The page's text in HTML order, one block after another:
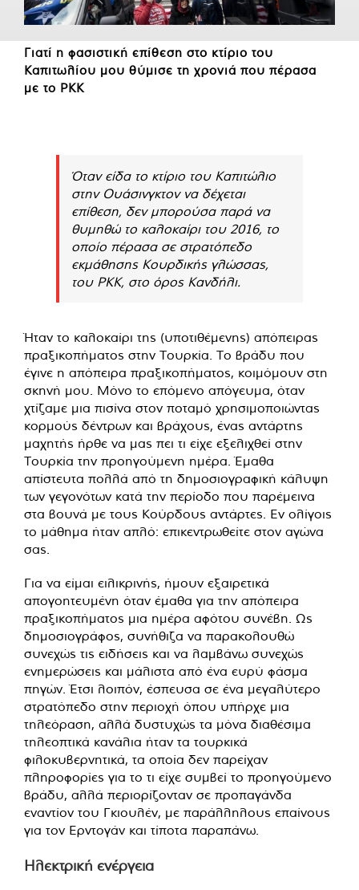
Γιατί η φασιστική επίθεση στο κτίριο του
Καπιτωλίου μου θύμισε τη χρονιά που πέρασα
με το PKK
Όταν είδα το κτίριο του Καπιτώλιο
στην Ουάσινγκτον να δέχεται
επίθεση, δεν μπορούσα παρά να
θυμηθώ το καλοκαίρι του 2016, το
οποίο πέρασα σε στρατόπεδο
εκμάθησης Κουρδικής γλώσσας,
του PKK, στο όρος Κανδήλι.
Ήταν το καλοκαίρι της (υποτιθέμενης) απόπειρας
πραξικοπήματος στην Τουρκία. Το βράδυ που
έγινε η απόπειρα πραξικοπήματος, κοιμόμουν στη
σκηνή μου. Μόνο το επόμενο απόγευμα, όταν
χτίζαμε μια πισίνα στον ποταμό χρησιμοποιώντας
κορμούς δέντρων και βράχους, ένας αντάρτης
μαχητής ήρθε να μας πει τι είχε εξελιχθεί στην
Τουρκία την προηγούμενη ημέρα. Έμαθα
απίστευτα πολλά από τη δημοσιογραφική κάλυψη
των γεγονότων κατά την περίοδο που παρέμεινα
στα βουνά με τους Κούρδους αντάρτες. Εν ολίγοις
το μάθημα ήταν απλό: επικεντρωθείτε στον αγώνα
σας.
Για να είμαι ειλικρινής, ήμουν εξαιρετικά
απογοητευμένη όταν έμαθα για την απόπειρα
πραξικοπήματος μια ημέρα αφότου συνέβη. Ως
δημοσιογράφος, συνήθιζα να παρακολουθώ
συνεχώς τις ειδήσεις και να λαμβάνω συνεχώς
ενημερώσεις και μάλιστα από ένα ευρύ φάσμα
πηγών. Έτσι λοιπόν, έσπευσα σε ένα μεγαλύτερο
στρατόπεδο στην περιοχή όπου υπήρχε μια
τηλεόραση, αλλά δυστυχώς τα μόνα διαθέσιμα
τηλεοπτικά κανάλια ήταν τα τουρκικά
φιλοκυβερνητικά, τα οποία δεν παρείχαν
πληροφορίες για το τι είχε συμβεί το προηγούμενο
βράδυ, αλλά περιορίζονταν σε προπαγάνδα
εναντίον του Γκιουλέν, με παράλληλους επαίνους
για τον Ερντογάν και τίποτα παραπάνω.
Ηλεκτρική ενέργεια